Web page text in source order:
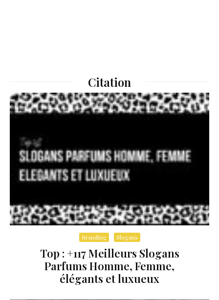
Citation
Branding Slogans
Top : +117 Meilleurs Slogans
Parfums Homme, Femme,
élégants et luxueux